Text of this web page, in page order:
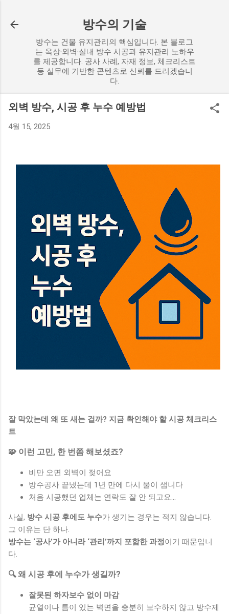
방수의 기술
방수는 건물 유지관리의 핵심입니다. 본 블로그
는 옥상·외벽·실내 방수 시공과 유지관리 노하우
를 제공합니다. 공사 사례, 자재 정보, 체크리스트
등 실무에 기반한 콘텐츠로 신뢰를 드리겠습니
다.
외벽 방수, 시공 후 누수 예방법
4월 15, 2025
잘 막았는데 왜 또 새는 걸까? 지금 확인해야 할 시공 체크리스
트
🧩 이런 고민, 한 번쯤 해보셨죠?
비만 오면 외벽이 젖어요
방수공사 끝냈는데 1년 만에 다시 물이 샙니다
처음 시공했던 업체는 연락도 잘 안 되고요...
사실, 방수 시공 후에도 누수가 생기는 경우는 적지 않습니다.
그 이유는 단 하나.
방수는 ‘공사’가 아니라 ‘관리’까지 포함한 과정이기 때문입니
다.
🔍 왜 시공 후에 누수가 생길까?
잘못된 하자보수 없이 마감
균열이나 틈이 있는 벽면을 충분히 보수하지 않고 방수제